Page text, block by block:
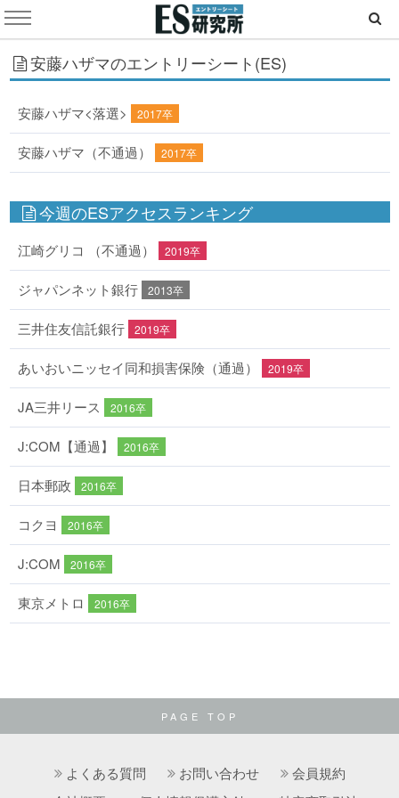
安藤ハザマのエントリーシート(ES)
安藤ハザマ<落選> 2017卒
安藤ハザマ（不通過） 2017卒
今週のESアクセスランキング
江崎グリコ （不通過） 2019卒
ジャパンネット銀行 2013卒
三井住友信託銀行 2019卒
あいおいニッセイ同和損害保険（通過） 2019卒
JA三井リース 2016卒
J:COM【通過】 2016卒
日本郵政 2016卒
コクヨ 2016卒
J:COM 2016卒
東京メトロ 2016卒
PAGE TOP
よくある質問 お問い合わせ
会員規約